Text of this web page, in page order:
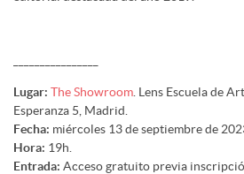
Lugar: The Showroom . Lens Escuela de
Esperanza 5, Madrid.
Fecha: miércoles 13 de septiembre de
Hora: 19h.
Entrada: Acceso gratuito previa